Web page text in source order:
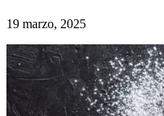
19 marzo, 2025